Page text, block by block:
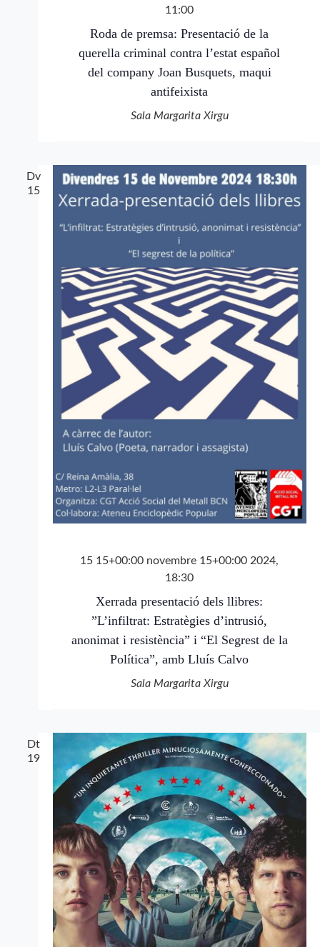
11:00
Roda de premsa: Presentació de la
querella criminal contra l’estat español
del company Joan Busquets, maqui
antifeixista
Sala Margarita Xirgu
Dv
15
15 15+00:00 novembre 15+00:00 2024,
18:30
Xerrada presentació dels llibres:
”L’infiltrat: Estratègies d’intrusió,
anonimat i resistència” i “El Segrest de la
Política”, amb Lluís Calvo
Sala Margarita Xirgu
Dt
19